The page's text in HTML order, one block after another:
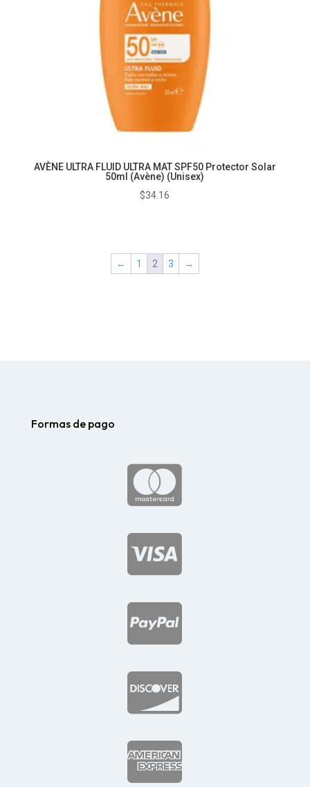
AVÈNE ULTRA FLUID ULTRA MAT SPF50 Protector Solar
50ml (Avène) (Unisex)
$34.16
← 1 2 3 →
Formas de pago




